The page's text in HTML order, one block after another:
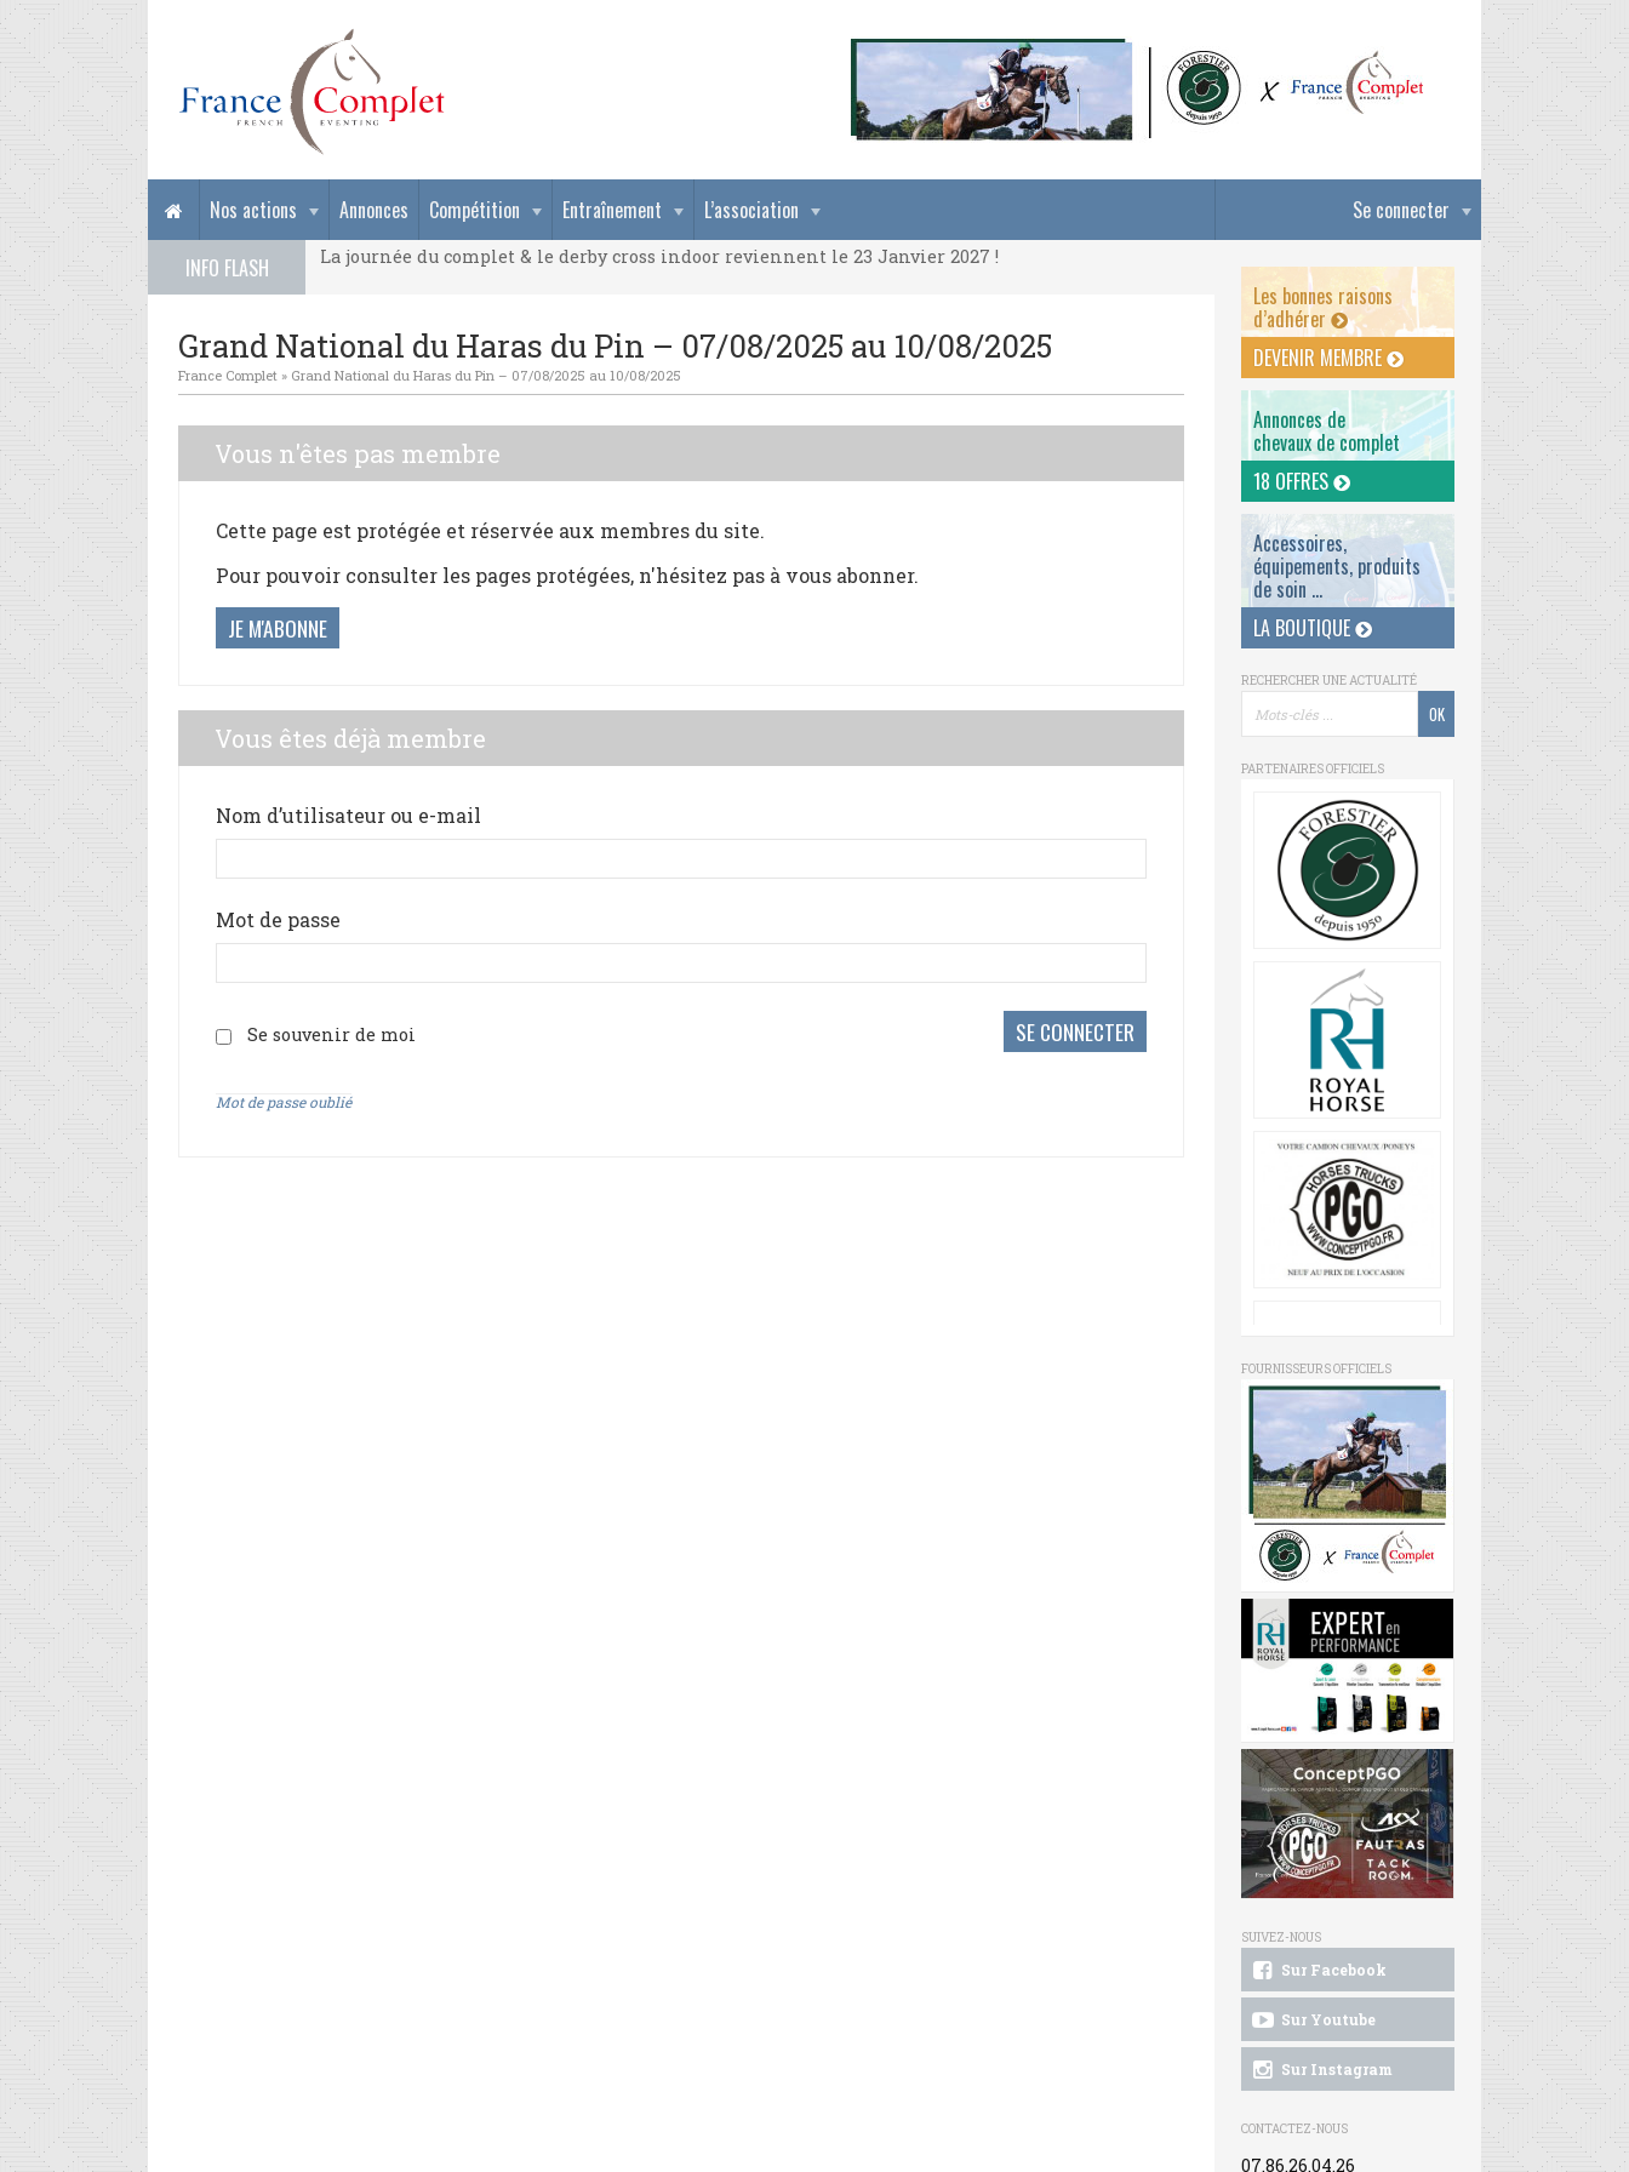
Se connecter
Nos actions Annonces Compétition Entraînement
L’association
INFO FLASH
La journée du complet & le derby cross indoor reviennent le 23 Janvier 2027 !
La journée du complet & le derby cross indoor reviennent le 23 Janvier 2027 !
Grand National du Haras du Pin – 07/08/2025 au 10/08/2025
France Complet » Grand National du Haras du Pin – 07/08/2025 au 10/08/2025
Vous n'êtes pas membre
Cette page est protégée et réservée aux membres du site.
Pour pouvoir consulter les pages protégées, n'hésitez pas à vous abonner.
JE M'ABONNE
Vous êtes déjà membre
Nom d’utilisateur ou e-mail
Mot de passe
Se souvenir de moi
Mot de passe oublié
Les bonnes raisons
d’adhérer
DEVENIR MEMBRE
Annonces de
chevaux de complet
18 OFFRES
Accessoires,
équipements, produits
de soin ...
LA BOUTIQUE
RECHERCHER UNE ACTUALITÉ
PARTENAIRES OFFICIELS
FOURNISSEURS OFFICIELS
SUIVEZ-NOUS
Sur Facebook
Sur Youtube
Sur Instagram
CONTACTEZ-NOUS
07.86.26.04.26